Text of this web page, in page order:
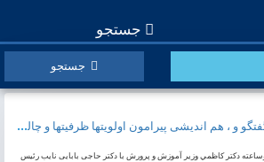
جستجو
️گفتگو و ، هم اندیشی پیرامون اولویتها ظرفیتها و چالش ها و مسائل آموزش و پرورش کشور
دكتر كاظمي وزیر آموزش و پرورش با دکتر حاجی بابایی نایب رئیس